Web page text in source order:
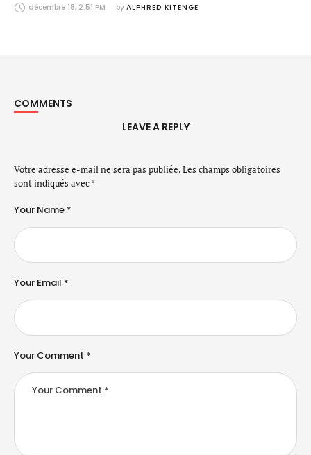
décembre 18, 2:51 PM by ALPHRED KITENGE
COMMENTS
LEAVE A REPLY
Votre adresse e-mail ne sera pas publiée.Les champs obligatoires
sont indiqués avec*
Your Comment *
Your Name *
Your Email *